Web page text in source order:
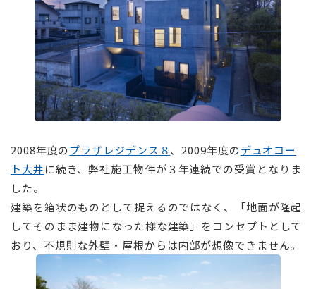
2008年度のプラザレジデンス８、2009年度のデュオコー
ト大井に続き、弊社施工物件が３年連続での受賞となりま
した。
建築を箱状のものとして捉えるのではなく、「地面が隆起
してそのまま建物になった様な建築」をコンセプトとして
おり、不規則な外壁・屋根からは内部が想像できません。